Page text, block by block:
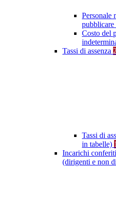
Personale
Costo del
Tassi di assenza
Tassi di
in tabelle)
Incarichi
(dirigenti e non